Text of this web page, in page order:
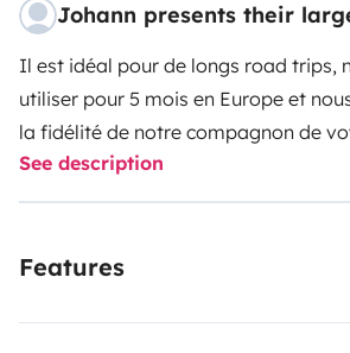
Johann presents their
Il est idéal pour de longs road trips,
utiliser pour 5 mois en Europe et
la fidélité de notre compagnon de
offert tout le confort que nous avions
permettant de nous tenir debout
2 lits doubles distincts et séparés par
See description
Features